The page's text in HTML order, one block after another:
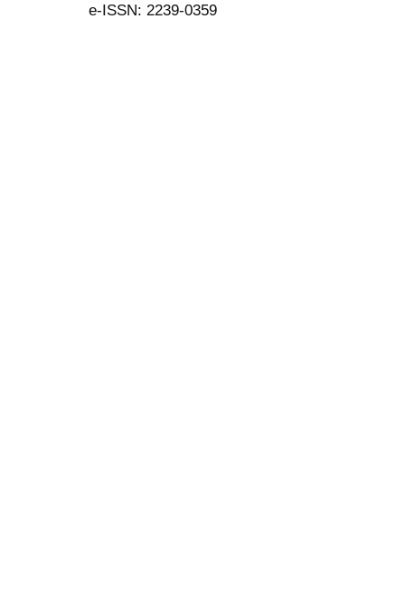
e-ISSN: 2239-0359